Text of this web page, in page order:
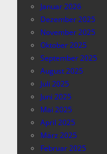
Januar 2026
Dezember 2025
November 2025
Oktober 2025
September 2025
August 2025
Juli 2025
Juni 2025
Mai 2025
April 2025
März 2025
Februar 2025